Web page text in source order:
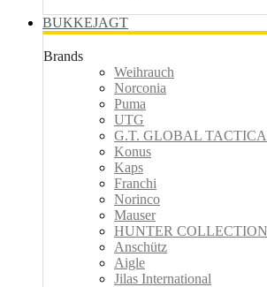
BUKKEJAGT
Brands
Weihrauch
Norconia
Puma
UTG
G.T. GLOBAL
Konus
Kaps
Franchi
Norinco
Mauser
HUNTER COLLECTION
Anschütz
Aigle
Jilas International